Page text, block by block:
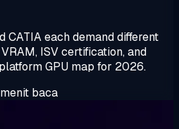
CATIA each demand different
ISV certification, and
GPU map for 2026.
baca